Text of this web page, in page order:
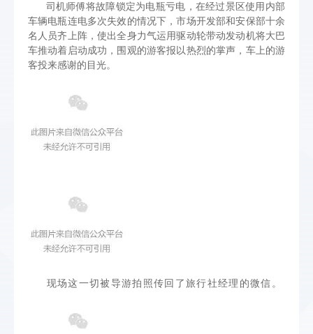
司机师傅将故障锁定为电瓶亏电，在经过景区使用内部
车辆电瓶连电多次失效的情况下，市场开发部和安保部十余
名人员齐上阵，使出全身力气运用驱动轮带动发动机将大巴
车推动着启动成功，围观的游客报以热烈的掌声，车上的游
客投来感谢的目光。
现场这一切被导游拍照传回了旅行社经理的微信。